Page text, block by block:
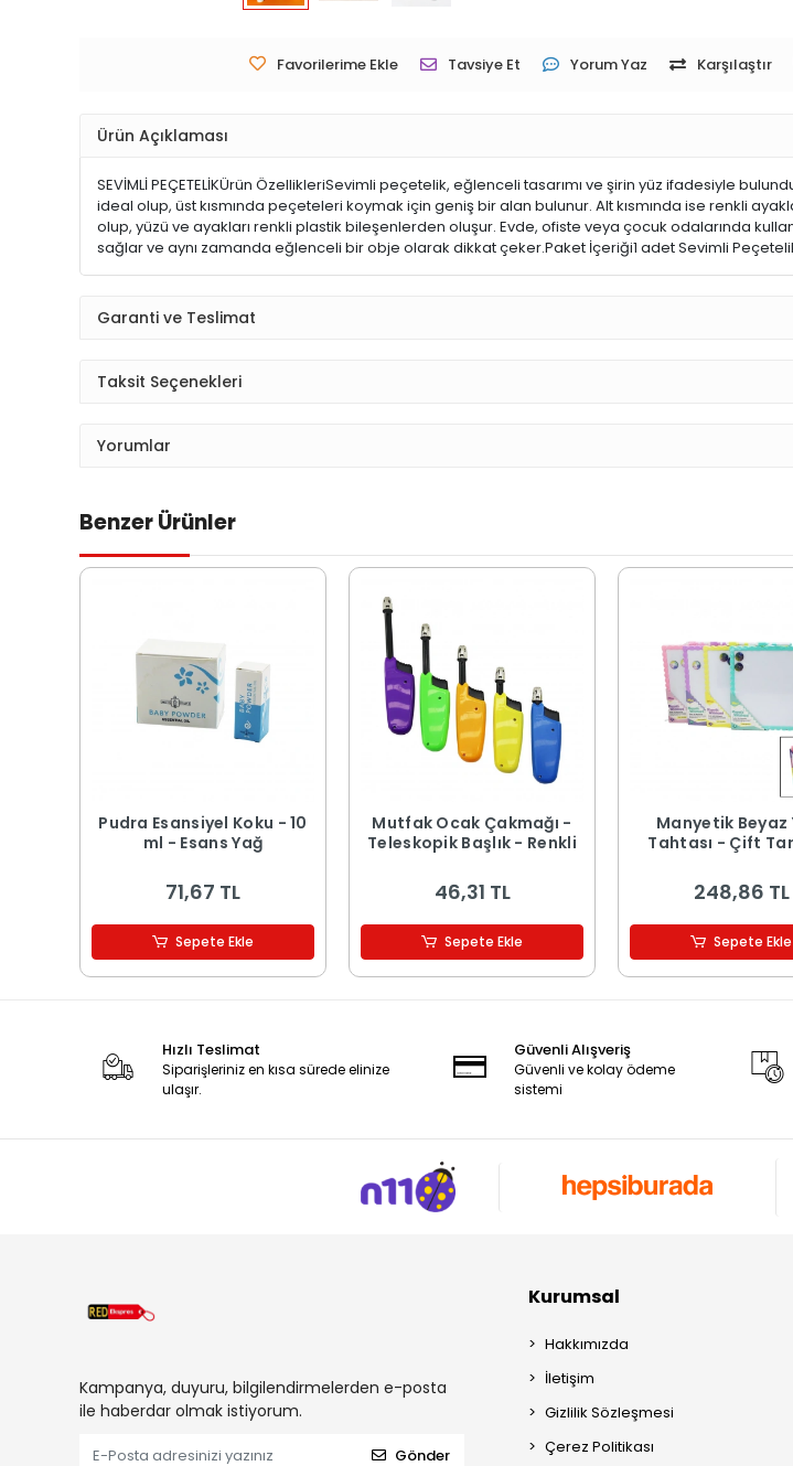
Favorilerime Ekle Tavsiye Et Yorum Yaz Karşılaştır
Ürün Açıklaması
SEVİMLİ PEÇETELİKÜrün ÖzellikleriSevimli peçetelik, eğlenceli tasarımı ve şirin yüz ifadesiyle
ideal olup, üst kısmında peçeteleri koymak için geniş bir alan bulunur. Alt kısmında ise renkli
olup, yüzü ve ayakları renkli plastik bileşenlerden oluşur. Evde, ofiste veya çocuk odalarında
sağlar ve aynı zamanda eğlenceli bir obje olarak dikkat çeker.Paket İçeriği1 adet Sevimli
Garanti ve Teslimat
Taksit Seçenekleri
Yorumlar
Benzer Ürünler
Pudra Esansiyel Koku - 10
ml - Esans Yağ
71,67 TL
Sepete Ekle
Mutfak Ocak Çakmağı -
Teleskopik Başlık - Renkli
46,31 TL
Sepete Ekle
Manyetik Beyaz
Tahtası - Çift
248,86 TL
Sepete Ekle
Hızlı Teslimat
Siparişleriniz en kısa sürede elinize
ulaşır.
Güvenli Alışveriş
Güvenli ve kolay ödeme
sistemi
Kampanya, duyuru, bilgilendirmelerden e-posta
ile haberdar olmak istiyorum.
Gönder
Kurumsal
Hakkımızda
İletişim
Gizlilik Sözleşmesi
Çerez Politikası